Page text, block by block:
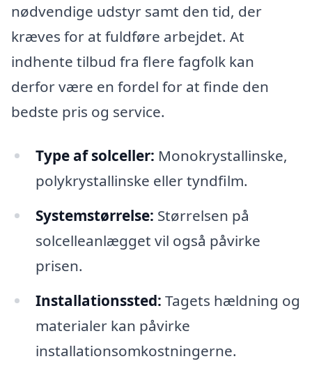
nødvendige udstyr samt den tid, der
kræves for at fuldføre arbejdet. At
indhente tilbud fra flere fagfolk kan
derfor være en fordel for at finde den
bedste pris og service.
Type af solceller: Monokrystallinske,
polykrystallinske eller tyndfilm.
Systemstørrelse: Størrelsen på
solcelleanlægget vil også påvirke
prisen.
Installationssted: Tagets hældning og
materialer kan påvirke
installationsomkostningerne.